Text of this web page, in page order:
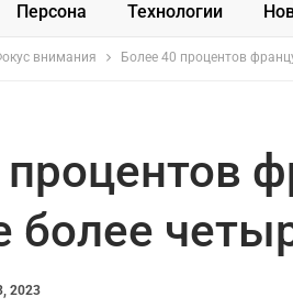
Персона Технологии
внимания Более 40 процентов
более
2023